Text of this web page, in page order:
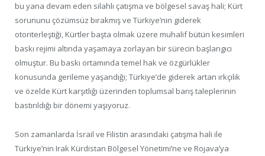
bu yana devam eden silahlı çatışma ve bölgesel savaş hali; Kürt
sorununu çözümsüz bırakmış ve Türkiye’nin giderek
otoriterleştiği, Kürtler başta olmak üzere muhalif bütün kesimleri
baskı rejimi altında yaşamaya zorlayan bir sürecin başlangıcı
olmuştur. Bu baskı ortamında temel hak ve özgürlükler
konusunda gerileme yaşandığı; Türkiye’de giderek artan ırkçılık
ve özelde Kürt karşıtlığı üzerinden toplumsal barış taleplerinin
bastırıldığı bir dönemi yaşıyoruz.
Son zamanlarda İsrail ve Filistin arasındaki çatışma hali ile
Türkiye’nin Irak Kürdistan Bölgesel Yönetimi’ne ve Rojava’ya